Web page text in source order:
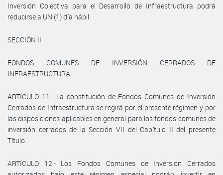
Inversión Colectiva para el Desarrollo de Infraestructura podrá
reducirse a UN (1) día hábil.
SECCIÓN II.
FONDOS COMUNES DE INVERSIÓN CERRADOS DE
INFRAESTRUCTURA.
ARTÍCULO 11.- La constitución de Fondos Comunes de Inversión
Cerrados de Infraestructura se regirá por el presente régimen y por
las disposiciones aplicables en general para los fondos comunes de
inversión cerrados de la Sección VII del Capítulo II del presente
Título.
ARTÍCULO 12.- Los Fondos Comunes de Inversión Cerrados